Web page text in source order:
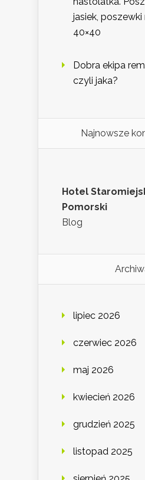
jasiek,
40×40
Dobra ekipa
czyli jaka?
Najnowsze
Hotel
Pomorski
Blog
lipiec 2026
czerwiec 2026
maj 2026
kwiecień 2026
grudzień 2025
listopad 2025